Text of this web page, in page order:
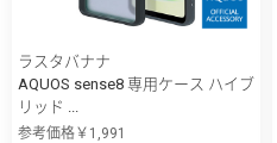
ラスタバナナ
AQUOS sense8 専用ケース ハイブ
リッド ...
参考価格￥1,991